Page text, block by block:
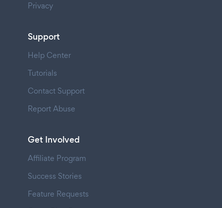
Privacy
Support
Help Center
Tutorials
Contact Support
Report Abuse
Get Involved
Affiliate Program
Success Stories
Feature Requests